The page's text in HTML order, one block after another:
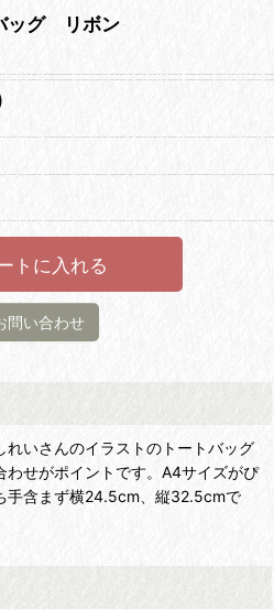
ッグ リボン
トに入れる
問い合わせ
れいさんのイラストのトートバッグ
わせがポイントです。A4サイズがぴ
手含まず横24.5cm、縦32.5cmで